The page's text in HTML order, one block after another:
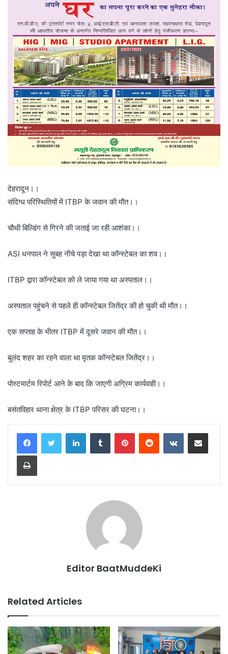
देहरादून।।
संदिग्ध परिस्थितियों में ITBP के जवान की मौत।।
चौथी बिल्डिंग से गिरने की जताई जा रही आशंका।।
ASI धनपाल ने सुबह नीचे पड़ा देखा था कॉन्स्टेबल का शव।।
ITBP द्वारा कॉन्स्टेबल को ले जाया गया था अस्पताल।।
अस्पताल पहुंचने से पहले ही कॉन्स्टेबल जितेंद्र की हो चुकी थी मौत।।
एक सप्ताह के भीतर ITBP में दूसरे जवान की मौत।।
बुलंद शहर का रहने वाला था मृतक कॉन्स्टेबल जितेंद्र।।
पोस्टमार्टम रिपोर्ट आने के बाद कि जाएगी अग्रिम कार्यवाही।।
बसंतविहार थाना क्षेत्र के ITBP परिसर की घटना।।
LinkedInTumblr PinterestReddit VKontakteShare via Email
Print
Editor BaatMuddeKi
Related Articles